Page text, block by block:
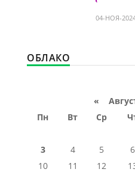
04-НОЯ-
ОБЛАКО
«
Пн
Вт Ср
3
4 5 6
10
11 12